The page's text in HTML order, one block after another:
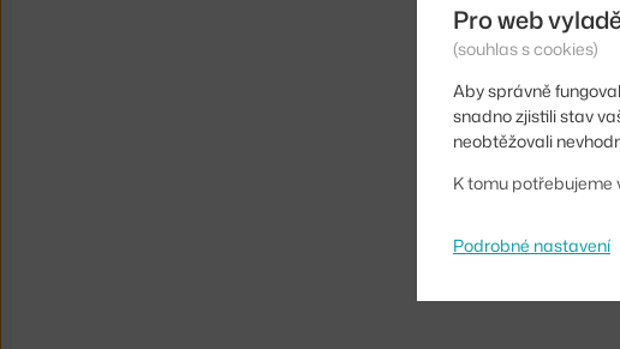
Pro web
(souhlas s cookies)
Aby správně
snadno zjistili stav
neobtěžovali
K tomu potřebujeme
Podrobné nastavení